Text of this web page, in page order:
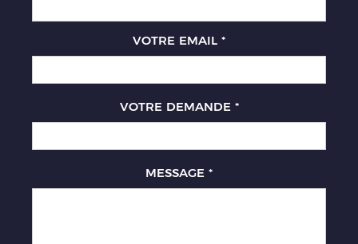
VOTRE EMAIL *
VOTRE DEMANDE *
MESSAGE *